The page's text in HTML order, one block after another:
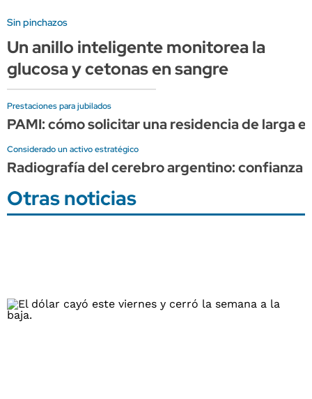
Sin pinchazos
Un anillo inteligente monitorea la
glucosa y cetonas en sangre
Prestaciones para jubilados
PAMI: cómo solicitar una residencia de larga
Considerado un activo estratégico
Radiografía del cerebro argentino: confianza
Otras noticias